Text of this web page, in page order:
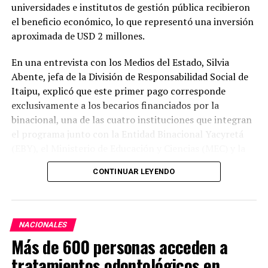
PORTADA
Comerciantes de Ciudad del Este destacan disminución
NO SE PIERDA
Paraguay recibirá apoyo de USD 10.5 millones para
fortalecer gestión ante futuras pandemias
universidades e institutos de gestión pública recibieron
el beneficio económico, lo que representó una inversión
aproximada de USD 2 millones.
En una entrevista con los Medios del Estado, Silvia
Abente, jefa de la División de Responsabilidad Social de
Itaipu, explicó que este primer pago corresponde
exclusivamente a los becarios financiados por la
binacional, una de las cuatro instituciones que integran
el programa junto con la Entidad Binacional Yacyretá
Secretaría Nacional de la Juventud (SNJ).
de 7.600 becas a nivel nacional, de las cuales 6.733
corresponden a Itaipu. Del total de beneficiarios de la
binacional, 2.600 cursan sus estudios en instituciones
públicas y reciben los desembolsos de manera directa.
CONTINUAR LEYENDO
NACIONALES
Más de 600 personas acceden a